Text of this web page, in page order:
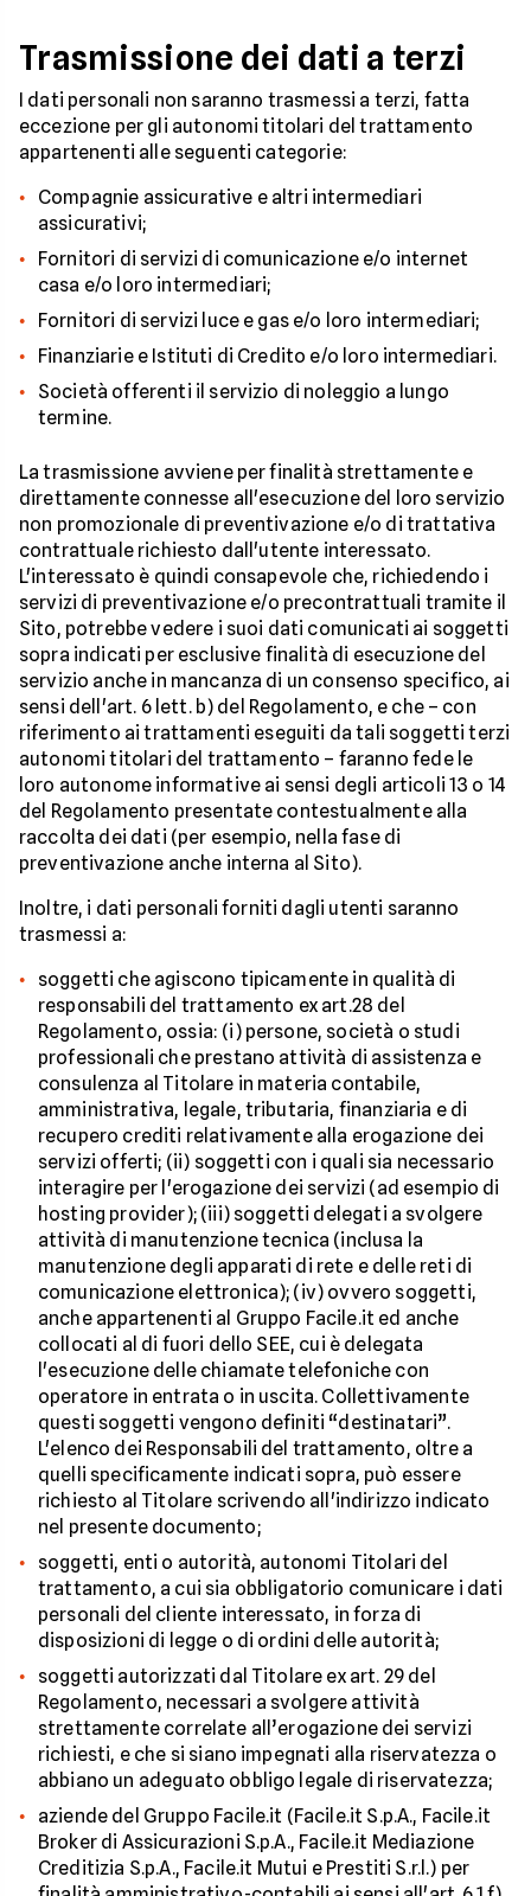
Trasmissione dei dati a terzi
I dati personali non saranno trasmessi a terzi, fatta
eccezione per gli autonomi titolari del trattamento
appartenenti alle seguenti categorie:
Compagnie assicurative e altri intermediari
assicurativi;
Fornitori di servizi di comunicazione e/o internet
casa e/o loro intermediari;
Fornitori di servizi luce e gas e/o loro intermediari;
Finanziarie e Istituti di Credito e/o loro intermediari.
Società offerenti il servizio di noleggio a lungo
termine.
La trasmissione avviene per finalità strettamente e
direttamente connesse all'esecuzione del loro servizio
non promozionale di preventivazione e/o di trattativa
contrattuale richiesto dall'utente interessato.
L'interessato è quindi consapevole che, richiedendo i
servizi di preventivazione e/o precontrattuali tramite il
Sito, potrebbe vedere i suoi dati comunicati ai soggetti
sopra indicati per esclusive finalità di esecuzione del
servizio anche in mancanza di un consenso specifico, ai
sensi dell'art. 6 lett. b) del Regolamento, e che – con
riferimento ai trattamenti eseguiti da tali soggetti terzi
autonomi titolari del trattamento – faranno fede le
loro autonome informative ai sensi degli articoli 13 o 14
del Regolamento presentate contestualmente alla
raccolta dei dati (per esempio, nella fase di
preventivazione anche interna al Sito).
Inoltre, i dati personali forniti dagli utenti saranno
trasmessi a:
soggetti che agiscono tipicamente in qualità di
responsabili del trattamento ex art.28 del
Regolamento, ossia: (i) persone, società o studi
professionali che prestano attività di assistenza e
consulenza al Titolare in materia contabile,
amministrativa, legale, tributaria, finanziaria e di
recupero crediti relativamente alla erogazione dei
servizi offerti; (ii) soggetti con i quali sia necessario
interagire per l'erogazione dei servizi (ad esempio di
hosting provider); (iii) soggetti delegati a svolgere
attività di manutenzione tecnica (inclusa la
manutenzione degli apparati di rete e delle reti di
comunicazione elettronica); (iv) ovvero soggetti,
anche appartenenti al Gruppo Facile.it ed anche
collocati al di fuori dello SEE, cui è delegata
l'esecuzione delle chiamate telefoniche con
operatore in entrata o in uscita. Collettivamente
questi soggetti vengono definiti “destinatari”.
L'elenco dei Responsabili del trattamento, oltre a
quelli specificamente indicati sopra, può essere
richiesto al Titolare scrivendo all'indirizzo indicato
nel presente documento;
soggetti, enti o autorità, autonomi Titolari del
trattamento, a cui sia obbligatorio comunicare i dati
personali del cliente interessato, in forza di
disposizioni di legge o di ordini delle autorità;
soggetti autorizzati dal Titolare ex art. 29 del
Regolamento, necessari a svolgere attività
strettamente correlate all’erogazione dei servizi
richiesti, e che si siano impegnati alla riservatezza o
abbiano un adeguato obbligo legale di riservatezza;
aziende del Gruppo Facile.it (Facile.it S.p.A., Facile.it
Broker di Assicurazioni S.p.A., Facile.it Mediazione
Creditizia S.p.A., Facile.it Mutui e Prestiti S.r.l.) per